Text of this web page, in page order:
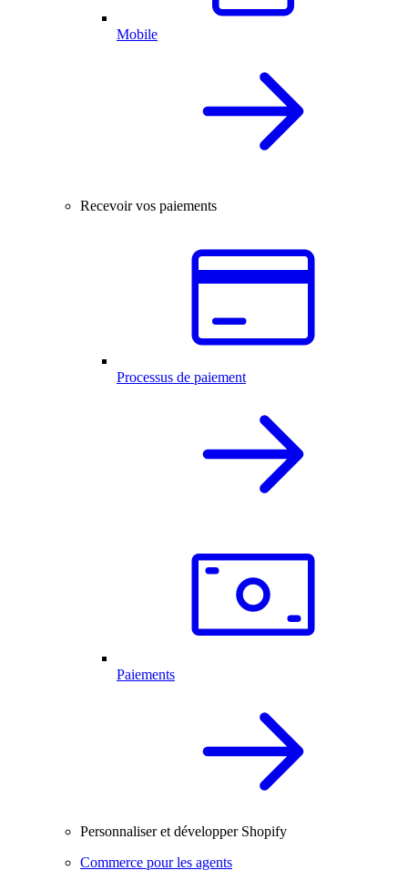
Mobile
Recevoir vos paiements
Processus de paiement
Paiements
Personnaliser et développer Shopify
Commerce pour les agents